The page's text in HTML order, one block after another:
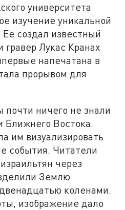
университета
изучение уникальной
создал известный
Лукас Кранах
напечатана в
прорывом для
почти ничего не знали
Ближнего Востока.
им визуализировать
события. Читатели
через
Землю
коленами.
изображение дало